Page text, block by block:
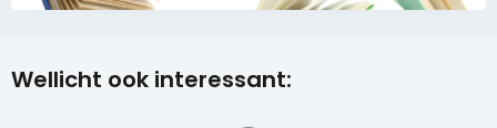
Wellicht ook interessant: